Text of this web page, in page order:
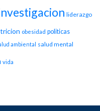
liderazgo
obesidad politicas
ambiental salud mental
vida